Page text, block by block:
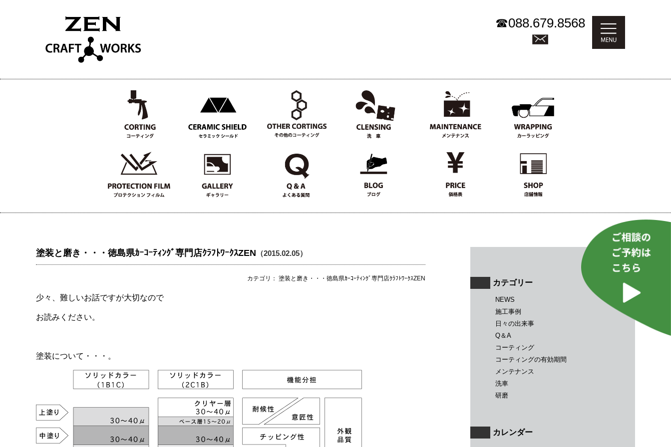
☎088.679.8568
塗装と磨き・・・徳島県ｶｰｺｰﾃｨﾝｸﾞ専門店ｸﾗﾌﾄﾜｰｸｽZEN （2015.02.05）
カテゴリ： 塗装と磨き・・・徳島県ｶｰｺｰﾃｨﾝｸﾞ専門店ｸﾗﾌﾄﾜｰｸｽZEN
少々、難しいお話ですが大切なので
お読みください。
塗装について・・・。
カテゴリー
NEWS
施工事例
日々の出来事
Q＆A
コーティング
コーティングの有効期間
メンテナンス
洗車
研磨
カレンダー